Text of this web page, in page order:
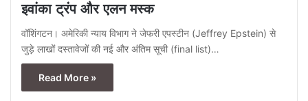
इवांका ट्रंप और एलन मस्क
वॉशिंगटन। अमेरिकी न्याय विभाग ने जेफरी एपस्टीन (Jeffrey Epstein) से
जुड़े लाखों दस्तावेजों की नई और अंतिम सूची (final list)…
Read More »